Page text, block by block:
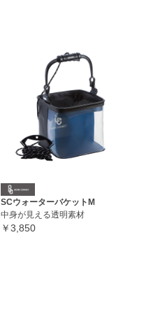
SCウォーターバケットM
中身が見える透明素材
￥3,850